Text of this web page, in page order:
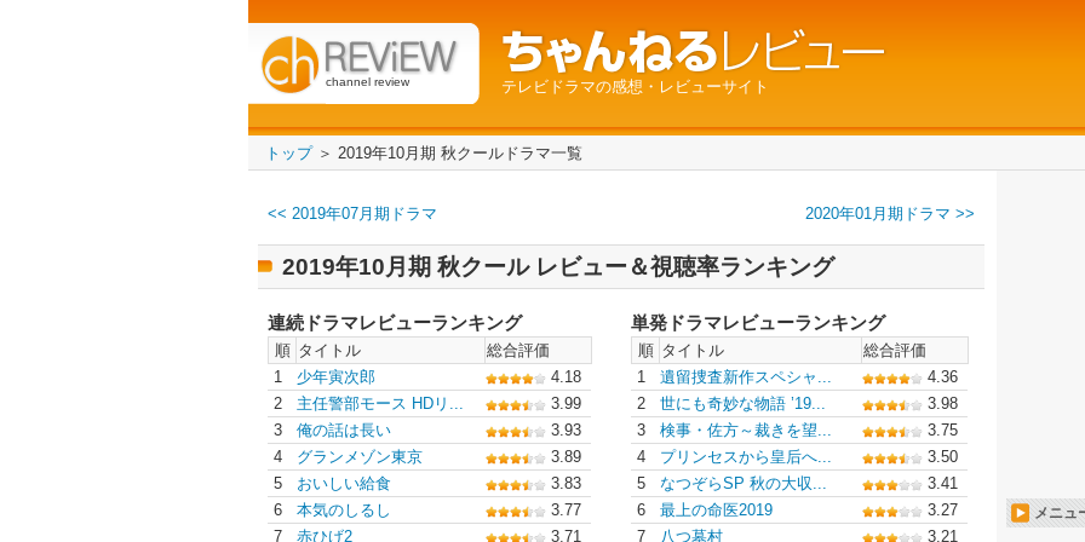
channel review テレビドラマの感想・レビューサイト
トップ＞ 2019年10月期 秋クールドラマ一覧
<< 2019年07月期ドラマ 2020年01月期ドラマ >>
2019年10月期 秋クール レビュー＆視聴率ランキング
連続ドラマレビューランキング
順 タイトル
総合評価
1
少年寅次郎
4.18
2
主任警部モース HDリ...
3.99
3
俺の話は長い
3.93
4
グランメゾン東京
3.89
5
おいしい給食
3.83
6
本気のしるし
3.77
7
赤ひげ2
3.71
単発ドラマレビューランキング
順 タイトル
総合評価
1
遺留捜査新作スペシャ...
4.36
2
世にも奇妙な物語 ’19...
3.98
3
検事・佐方～裁きを望...
3.75
4
プリンセスから皇后へ...
3.50
5
なつぞらSP 秋の大収...
3.41
6
最上の命医2019
3.27
7
八つ墓村
3.21
メニュ